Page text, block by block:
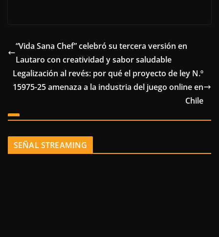
“Vida Sana Chef” celebró su tercera versión en
Lautaro con creatividad y sabor saludable
Legalización al revés: por qué el proyecto de ley N.º
15975-25 amenaza a la industria del juego online en
Chile
SEÑAL STREAMING